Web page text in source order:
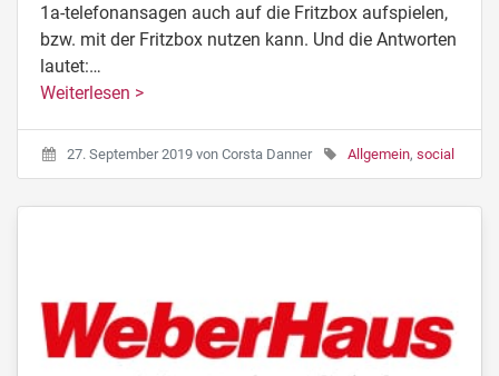
1a-telefonansagen auch auf die Fritzbox aufspielen,
bzw. mit der Fritzbox nutzen kann. Und die Antworten
lautet:…
Weiterlesen >
27. September 2019 von Corsta Danner Allgemein, social